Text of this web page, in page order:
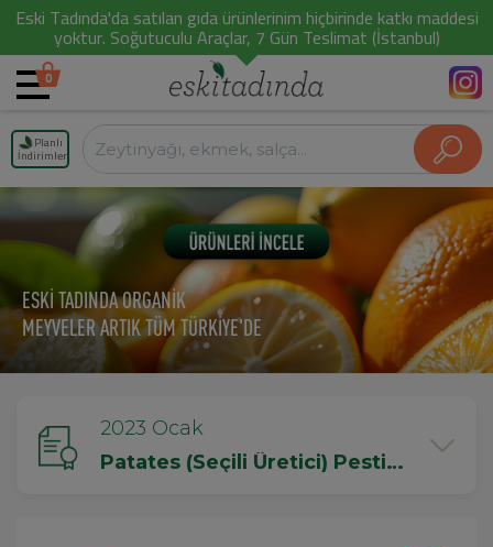
Eski Tadında'da satılan gıda ürünlerinim hiçbirinde katkı maddesi
yoktur. Soğutuculu Araçlar, 7 Gün Teslimat (İstanbul)
0
Planlı
İndirimler
ESKİ TADINDA ORGANİK
MEYVELER ARTIK TÜM TÜRKİYE'DE
2023 Ocak
Patates (Seçili Üretici) Pestisit Testi